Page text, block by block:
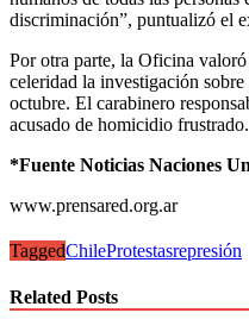
discriminación”, puntualizó el
Por otra parte, la Oficina
celeridad la investigación
octubre. El carabinero
acusado de homicidio frustrado.
*Fuente Noticias Naciones
www.prensared.org.ar
TaggedChileProtestasrepresión
Related Posts